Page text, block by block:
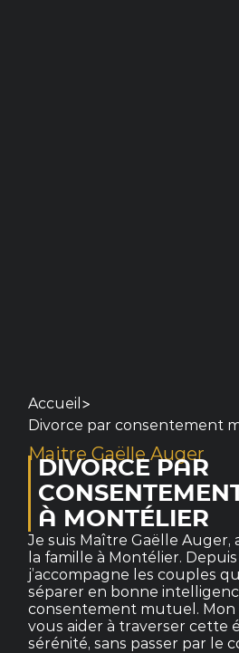
Accueil >
Divorce par consentement
Maitre Gaëlle Auger
DIVORCE PAR
À MONTÉLIER
Je suis Maître Gaëlle Auger,
la famille à Montélier.
j’accompagne les couples
séparer en bonne
consentement mutuel. Mon
vous aider à traverser cette
sérénité, sans passer par le